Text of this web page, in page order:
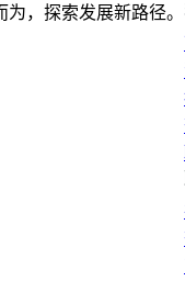
，探索发展新路径。